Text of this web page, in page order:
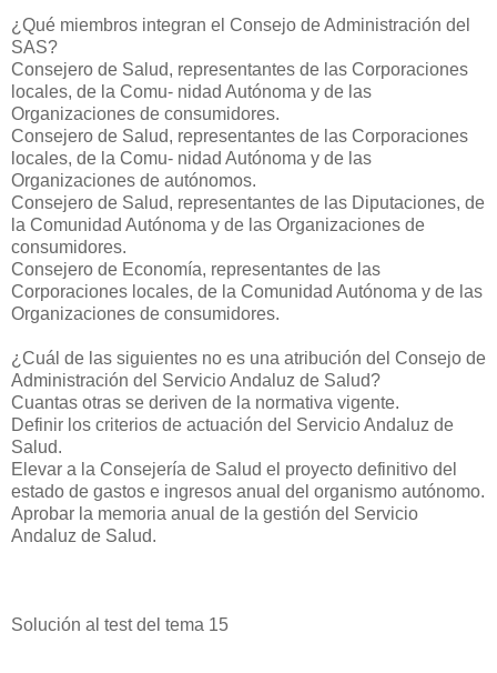
¿Qué miembros integran el Consejo de Administración del
SAS?
Consejero de Salud, representantes de las Corporaciones
locales, de la Comu- nidad Autónoma y de las
Organizaciones de consumidores.
Consejero de Salud, representantes de las Corporaciones
locales, de la Comu- nidad Autónoma y de las
Organizaciones de autónomos.
Consejero de Salud, representantes de las Diputaciones, de
la Comunidad Autónoma y de las Organizaciones de
consumidores.
Consejero de Economía, representantes de las
Corporaciones locales, de la Comunidad Autónoma y de las
Organizaciones de consumidores.
¿Cuál de las siguientes no es una atribución del Consejo de
Administración del Servicio Andaluz de Salud?
Cuantas otras se deriven de la normativa vigente.
Definir los criterios de actuación del Servicio Andaluz de
Salud.
Elevar a la Consejería de Salud el proyecto definitivo del
estado de gastos e ingresos anual del organismo autónomo.
Aprobar la memoria anual de la gestión del Servicio
Andaluz de Salud.
Solución al test del tema 15